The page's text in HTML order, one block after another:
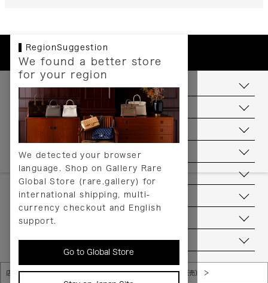
RegionSuggestion
We found a better store
for your region
We detected your browser
language. Shop on Gallery Rare
Global Store (rare.gallery) for
international shipping, multi-
currency checkout and English
support.
Go to Global Store
お支払いについて
配送について
送料について
返品について
ヘルプ
お問い合わせ
当店について
店舗一覧 販売規約（店頭販売）